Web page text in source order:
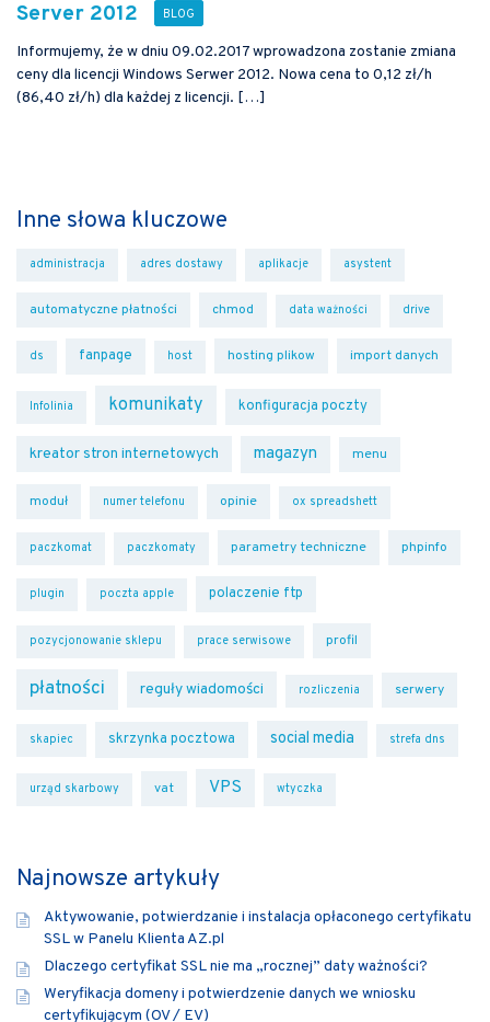
Server 2012
Informujemy, że w dniu 09.02.2017 wprowadzona zostanie zmiana
ceny dla licencji Windows Serwer 2012. Nowa cena to 0,12 zł/h
(86,40 zł/h) dla każdej z licencji. […]
Inne słowa kluczowe
administracja adres dostawy aplikacje asystent
automatyczne płatności chmod data ważności drive
ds fanpage host hosting plikow import danych
Infolinia komunikaty konfiguracja poczty
kreator stron internetowych magazyn menu
moduł numer telefonu opinie ox spreadshett
paczkomat paczkomaty parametry techniczne phpinfo
plugin poczta apple polaczenie ftp
pozycjonowanie sklepu prace serwisowe profil
płatności reguły wiadomości rozliczenia serwery
skapiec skrzynka pocztowa social media strefa dns
urząd skarbowy vat VPS wtyczka
Najnowsze artykuły
Aktywowanie, potwierdzanie i instalacja opłaconego certyfikatu
SSL w Panelu Klienta AZ.pl
Dlaczego certyfikat SSL nie ma „rocznej” daty ważności?
Weryfikacja domeny i potwierdzenie danych we wniosku
certyfikującym (OV / EV)